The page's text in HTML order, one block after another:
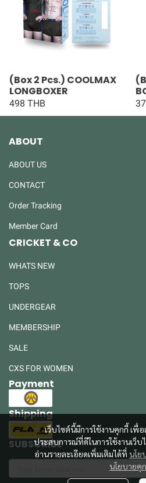
(Box 2 Pcs.) COOLMAX
LONGBOXER
498 THB
เว็บไซต์นี้มีการใช้งานคุกกี้ เพื่
ประสบการณ์ที่ดีในการใช้งานเว็
อ่านรายละเอียดเพิ่มเติมได้ที่ นโย
นโยบายคุ
ABOUT
ABOUT US
CONTACT
Order Tracking
Member Card
CRICKET & CO
WHATS NEW
TOPS
UNDERGEAR
MEMBERSHIP
SALE
CXS FOR WOMEN
Payment
Shipping
SUBSCRIBE